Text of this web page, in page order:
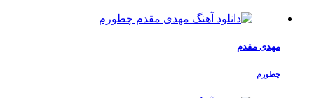
مهدی مقدم
چطورم